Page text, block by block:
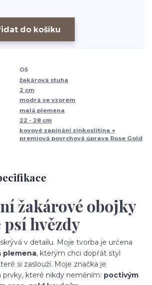
do košíku
O5
žakárová stuha
2 cm
modrá se vzorem
malá plemena
22 - 28 cm
kovové zapínání zinkoslitina +
premiová povrchová úprava Rose Gold
žakárové obojky
hvězdy
v detailu. Moje tvorba je určena
plemena, kterým chci dopřát styl
si zaslouží. Moje značka je
prvky, které nikdy neměním: poctivým